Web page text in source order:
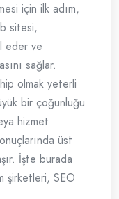
için ilk adım,
sitesi,
eder ve
sağlar.
olmak yeterli
bir çoğunluğu
hizmet
üst
İşte burada
şirketleri, SEO